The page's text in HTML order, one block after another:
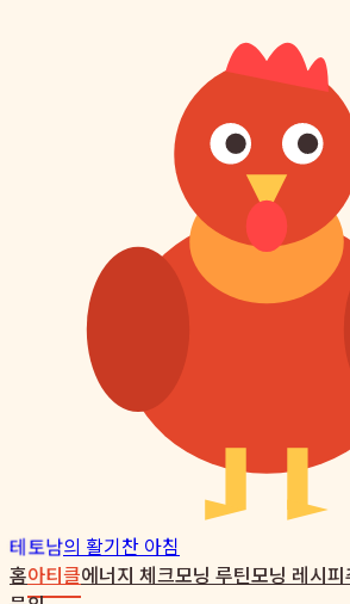
테토남의 활기찬 아침
홈아티클에너지 체크모닝 루틴모닝 레시피